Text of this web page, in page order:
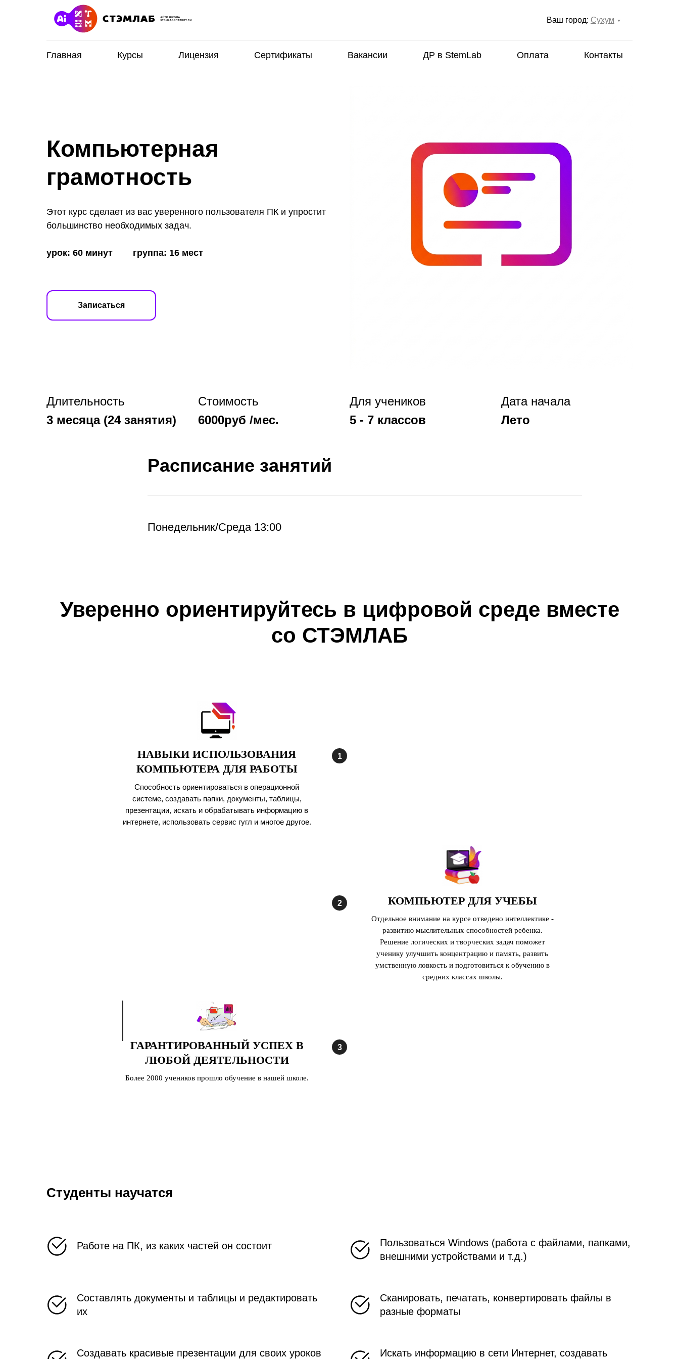
Ваш город: Сухум
Главная Курсы Лицензия Сертификаты Вакансии ДР в StemLab Оплата Контакты
Компьютерная
грамотность
Этот курс сделает из вас уверенного пользователя ПК и упростит
большинство необходимых задач.
урок: 60 минут группа: 16 мест
Записаться
Длительность
3 месяца (24 занятия)
Стоимость
6000руб /мес.
Для учеников
5 - 7 классов
Дата начала
Лето
Расписание занятий
Понедельник/Среда 13:00
Уверенно ориентируйтесь в цифровой среде вместе
со СТЭМЛАБ
НАВЫКИ ИСПОЛЬЗОВАНИЯ
КОМПЬЮТЕРА ДЛЯ РАБОТЫ
Способность ориентироваться в операционной
системе, создавать папки, документы, таблицы,
презентации, искать и обрабатывать информацию в
интернете, использовать сервис гугл и многое другое.
КОМПЬЮТЕР ДЛЯ УЧЕБЫ
Отдельное внимание на курсе отведено интеллектике -
развитию мыслительных способностей ребенка.
Решение логических и творческих задач поможет
ученику улучшить концентрацию и память, развить
умственную ловкость и подготовиться к обучению в
средних классах школы.
ГАРАНТИРОВАННЫЙ УСПЕХ В
ЛЮБОЙ ДЕЯТЕЛЬНОСТИ
Более 2000 учеников прошло обучение в нашей школе.
Студенты научатся
Работе на ПК, из каких частей он состоит
Пользоваться Windows (работа с файлами, папками,
внешними устройствами и т.д.)
Составлять документы и таблицы и редактировать
их
Сканировать, печатать, конвертировать файлы в
разные форматы
Создавать красивые презентации для своих уроков Искать информацию в сети Интернет, создавать